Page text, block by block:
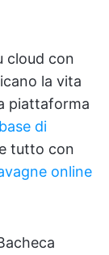
cloud con
la vita
piattaforma
di
tutto con
online